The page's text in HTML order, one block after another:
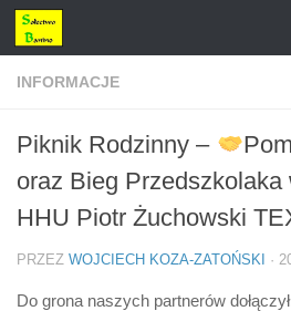
Przejdź do treści
INFORMACJE
Piknik Rodzinny –
oraz Bieg Przedszkolaka
HHU Piotr Żuchowski
PRZEZ WOJCIECH KOZA-ZATOŃSKI ·
Do grona naszych partnerów